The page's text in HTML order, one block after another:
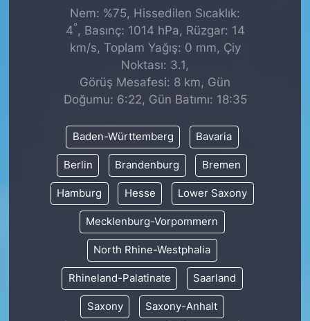
Nem: %75, Hissedilen Sıcaklık:
4° , Basınç: 1014 hPa, Rüzgar: 14
km/s, Toplam Yağış: 0 mm, Çiy
Noktası: 3.1,
Görüş Mesafesi: 8 km, Gün
Doğumu: 6:22, Gün Batımı: 18:35
Baden-Württemberg Bavaria
Berlin Brandenburg Bremen
Hamburg Hesse Lower Saxony
Mecklenburg-Vorpommern
North Rhine-Westphalia
Rhineland-Palatinate Saarland
Saxony Saxony-Anhalt